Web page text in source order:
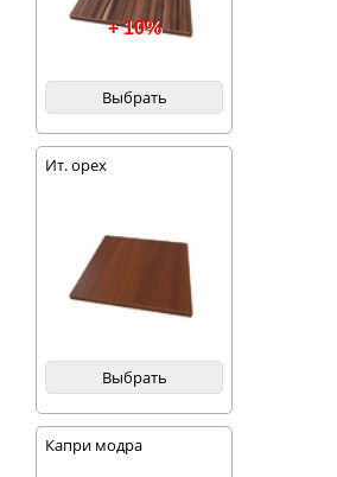
+ 10%
Выбрать
Ит. орех
Выбрать
Капри модра